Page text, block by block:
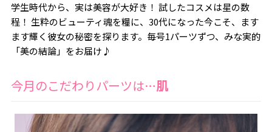
学生時代から、実は美容が大好き！ 試したコスメは星の数
程！ 生粋のビューティ魂を糧に、30代になった今こそ、ます
ます輝く彼女の秘密を探ります。毎号1パーツずつ、みな実的
「美の結論」をお届け♪
今月のこだわりパーツは…肌